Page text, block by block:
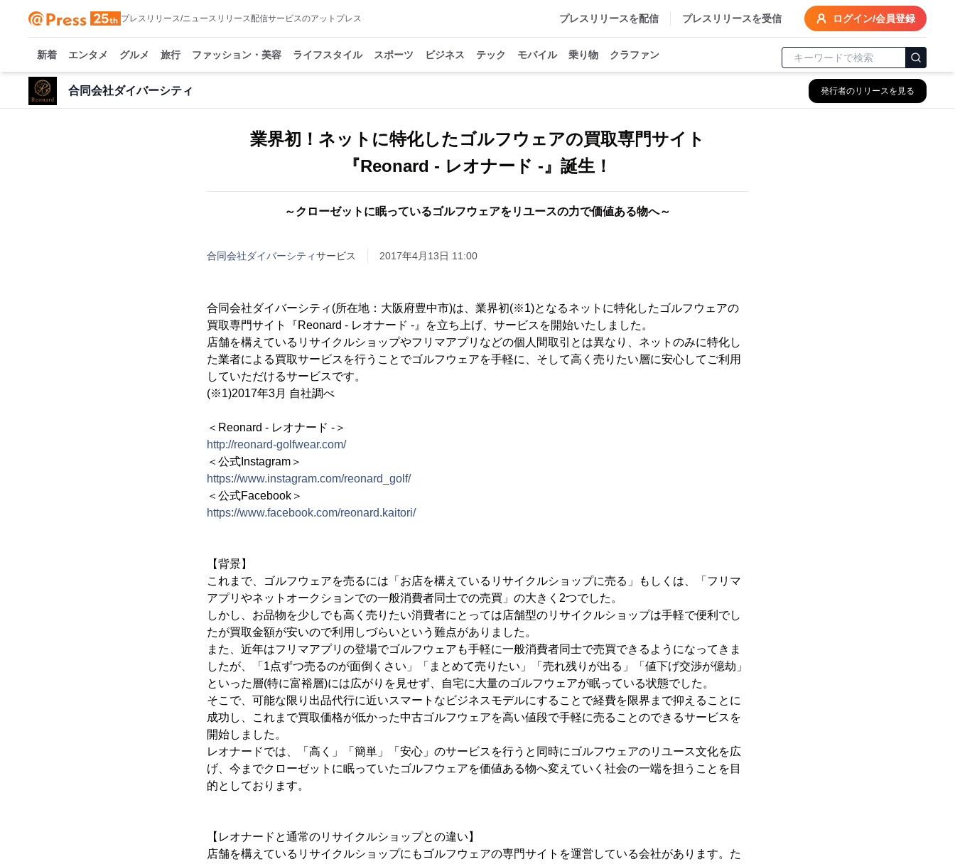
プレスリリース/ニュースリリース配信サービスのアットプレス プレスリリースを配信 プレスリリースを受信 ログイン/会員登録
新着 エンタメ グルメ 旅行 ファッション・美容 ライフスタイル スポーツ ビジネス テック モバイル 乗り物 クラファン
合同会社ダイバーシティ 発行者のリリースを見る
業界初！ネットに特化したゴルフウェアの買取専門サイト
『Reonard - レオナード -』誕生！
～クローゼットに眠っているゴルフウェアをリユースの力で価値ある物へ～
合同会社ダイバーシティサービス 2017年4月13日 11:00
合同会社ダイバーシティ(所在地：大阪府豊中市)は、業界初(※1)となるネットに特化したゴルフウェアの
買取専門サイト『Reonard - レオナード -』を立ち上げ、サービスを開始いたしました。
店舗を構えているリサイクルショップやフリマアプリなどの個人間取引とは異なり、ネットのみに特化し
た業者による買取サービスを行うことでゴルフウェアを手軽に、そして高く売りたい層に安心してご利用
していただけるサービスです。
(※1)2017年3月 自社調べ
＜Reonard - レオナード -＞
http://reonard-golfwear.com/
＜公式Instagram＞
https://www.instagram.com/reonard_golf/
＜公式Facebook＞
https://www.facebook.com/reonard.kaitori/
【背景】
これまで、ゴルフウェアを売るには「お店を構えているリサイクルショップに売る」もしくは、「フリマ
アプリやネットオークションでの一般消費者同士での売買」の大きく2つでした。
しかし、お品物を少しでも高く売りたい消費者にとっては店舗型のリサイクルショップは手軽で便利でし
たが買取金額が安いので利用しづらいという難点がありました。
また、近年はフリマアプリの登場でゴルフウェアも手軽に一般消費者同士で売買できるようになってきま
したが、「1点ずつ売るのが面倒くさい」「まとめて売りたい」「売れ残りが出る」「値下げ交渉が億劫」
といった層(特に富裕層)には広がりを見せず、自宅に大量のゴルフウェアが眠っている状態でした。
そこで、可能な限り出品代行に近いスマートなビジネスモデルにすることで経費を限界まで抑えることに
成功し、これまで買取価格が低かった中古ゴルフウェアを高い値段で手軽に売ることのできるサービスを
開始しました。
レオナードでは、「高く」「簡単」「安心」のサービスを行うと同時にゴルフウェアのリユース文化を広
げ、今までクローゼットに眠っていたゴルフウェアを価値ある物へ変えていく社会の一端を担うことを目
的としております。
【レオナードと通常のリサイクルショップとの違い】
店舗を構えているリサイクルショップにもゴルフウェアの専門サイトを運営している会社があります。た